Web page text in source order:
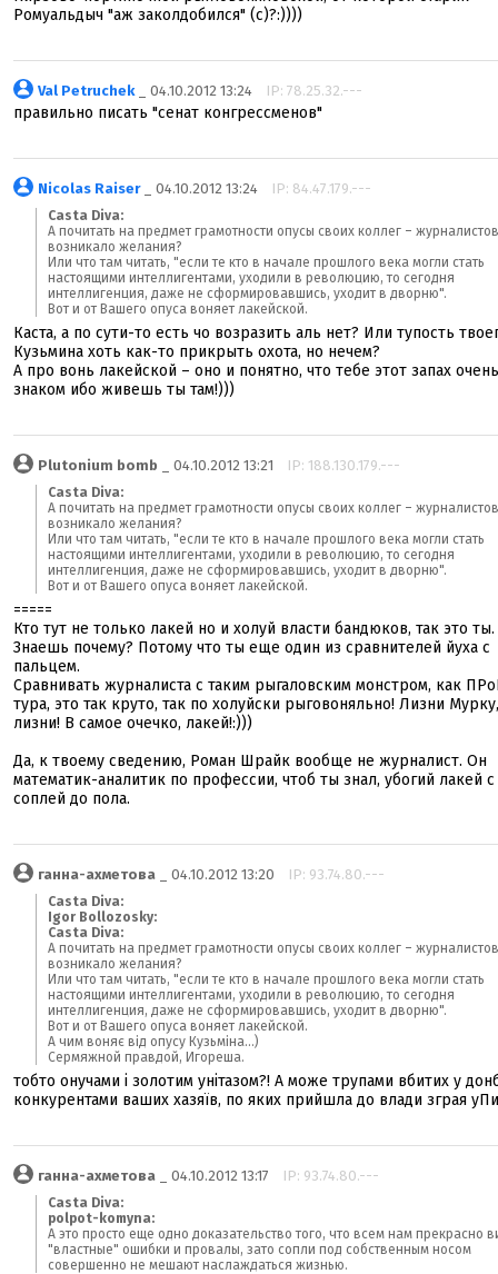
Ромуальдыч "аж заколдобился" (с)?:))))
Val Petruchek_ 04.10.2012 13:24 IP: 78.25.32.---
правильно писать "сенат конгрессменов"
Nicolas Raiser_ 04.10.2012 13:24 IP: 84.47.179.---
Casta Diva:
А почитать на предмет грамотности опусы своих коллег –
возникало желания?
Или что там читать, "если те кто в начале прошлого века могли стать
настоящими интеллигентами, уходили в революцию, то сегодня
интеллигенция, даже не сформировавшись, уходит в дворню".
Вот и от Вашего опуса воняет лакейской.
Каста, а по сути-то есть чо возразить аль нет? Или тупость
Кузьмина хоть как-то прикрыть охота, но нечем?
А про вонь лакейской – оно и понятно, что тебе этот запах
знаком ибо живешь ты там!)))
Plutonium bomb _ 04.10.2012 13:21 IP: 188.130.179.---
Casta Diva:
А почитать на предмет грамотности опусы своих коллег –
возникало желания?
Или что там читать, "если те кто в начале прошлого века могли стать
настоящими интеллигентами, уходили в революцию, то сегодня
интеллигенция, даже не сформировавшись, уходит в дворню".
Вот и от Вашего опуса воняет лакейской.
=====
Кто тут не только лакей но и холуй власти бандюков, так это ты.
Знаешь почему? Потому что ты еще один из сравнителей йуха с
пальцем.
Сравнивать журналиста с таким рыгаловским монстром, как
тура, это так круто, так по холуйски рыговоняльно! Лизни Мурку,
лизни! В самое очечко, лакей!:)))
Да, к твоему сведению, Роман Шрайк вообще не журналист. Он
математик-аналитик по профессии, чтоб ты знал, убогий лакей с
соплей до пола.
ганна-ахметова _ 04.10.2012 13:20 IP: 93.74.80.---
Casta Diva:
Igor Bollozosky:
Casta Diva:
А почитать на предмет грамотности опусы своих коллег –
возникало желания?
Или что там читать, "если те кто в начале прошлого века могли стать
настоящими интеллигентами, уходили в революцию, то сегодня
интеллигенция, даже не сформировавшись, уходит в дворню".
Вот и от Вашего опуса воняет лакейской.
А чим воняє від опусу Кузьміна...)
Сермяжной правдой, Игореша.
тобто онучами і золотим унітазом?! А може трупами вбитих у
конкурентами ваших хазяїв, по яких прийшла до влади зграя
ганна-ахметова _ 04.10.2012 13:17 IP: 93.74.80.---
Casta Diva:
polpot-komyna:
А это просто еще одно доказательство того, что всем нам прекрасно
"властные" ошибки и провалы, зато сопли под собственным носом
совершенно не мешают наслаждаться жизнью.